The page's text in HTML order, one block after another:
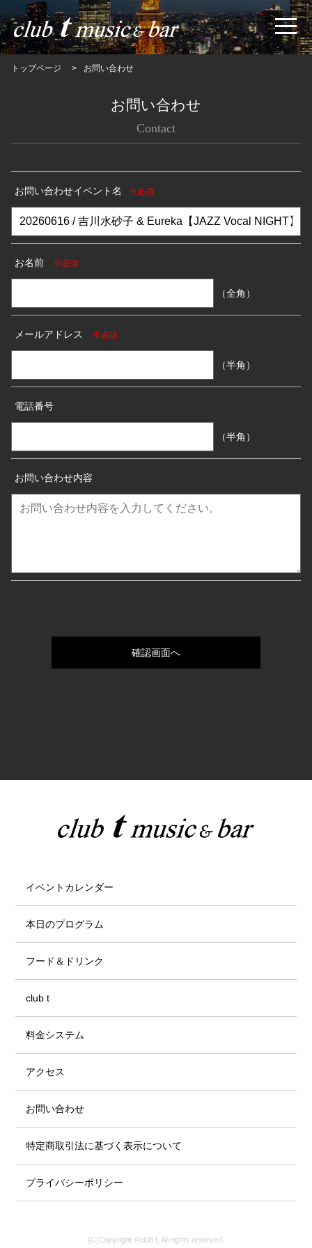
トップページ お問い合わせ
お問い合わせ
Contact
お問い合わせイベント名 ※必須
お名前 ※必須
（全角）
メールアドレス ※必須
（半角）
電話番号
（半角）
お問い合わせ内容
イベントカレンダー
本日のプログラム
フード＆ドリンク
club t
料金システム
アクセス
お問い合わせ
特定商取引法に基づく表示について
プライバシーポリシー
(C)Copyright ©club t, All rights reserved.